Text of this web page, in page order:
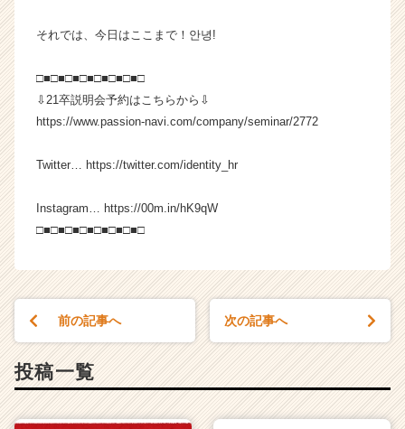
a
e
r）
それでは、今日はここまで！안녕!
□■□■□■□■□■□■□■□
⇩21卒説明会予約はこちらから⇩
https://www.passion-navi.com/company/seminar/2772
Twitter… https://twitter.com/identity_hr
Instagram… https://00m.in/hK9qW
□■□■□■□■□■□■□■□
前の記事へ 次の記事へ
投稿一覧